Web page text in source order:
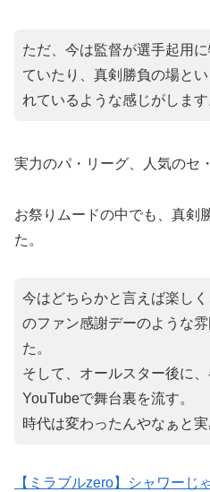
ただ、今は監督が選手起用
ていたり、真剣勝負の場と
れているような感じがします
実力のパ・リーグ、人気のセ
お祭りムードの中でも、真剣
た。
今はどちらかと言えば楽し
のファン感謝デーのような
た。
そして、オールスター後に
YouTubeで舞台裏を流す。
時代は変わったんやなぁと実
【ミラブルzero】シャワーじ